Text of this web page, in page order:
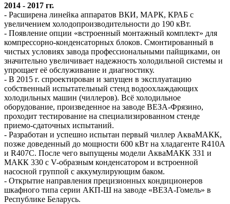
2014 - 2017 гг.
- Расширена линейка аппаратов ВКИ, МАРК, КРАБ с
увеличением холодопроизводительности до 190 кВт.
- Появление опции «встроенный монтажный комплект» для
компрессорно-конденсаторных блоков. Смонтированный в
чистых условиях завода профессиональными пайщиками, он
значительно увеличивает надежность холодильной системы и
упрощает её обслуживание и диагностику.
- В 2015 г. спроектирован и запущен в эксплуатацию
собственный испытательный стенд водоохлаждающих
холодильных машин (чиллеров). Всё холодильное
оборудование, произведенное на заводе ВЕЗА-Фрязино,
проходит тестирование на специализированном стенде
приемо-сдаточных испытаний.
- Разработан и успешно испытан первый чиллер АкваМАКК,
позже доведенный до мощности 600 кВт на хладагенте R410A
и R407С. После чего выпущены модели АкваМАКК 331 и
МАКК 330 с V-образным конденсатором и встроенной
насосной группой с аккумулирующим баком.
- Открытие направления прецизионных кондиционеров
шкафного типа серии АКП-Ш на заводе «ВЕЗА-Гомель» в
Республике Беларусь.